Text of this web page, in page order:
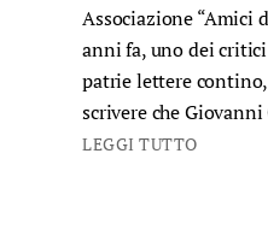
Associazione “Amici
anni fa, uno dei
patrie lettere
scrivere che
LEGGI TUTTO